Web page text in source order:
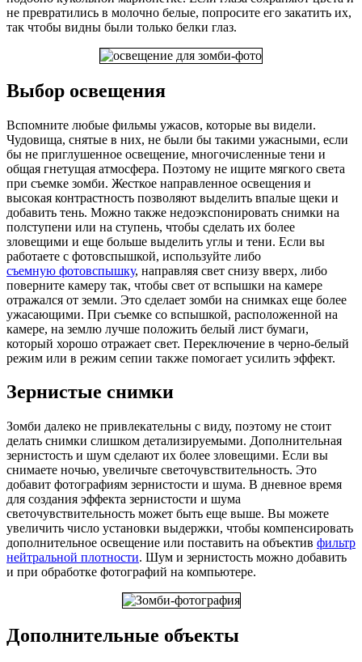
не превратились в молочно белые, попросите его закатить их,
так чтобы видны были только белки глаз.
Выбор освещения
Вспомните любые фильмы ужасов, которые вы видели.
Чудовища, снятые в них, не были бы такими ужасными, если
бы не приглушенное освещение, многочисленные тени и
общая гнетущая атмосфера. Поэтому не ищите мягкого света
при съемке зомби. Жесткое направленное освещения и
высокая контрастность позволяют выделить впалые щеки и
добавить тень. Можно также недоэкспонировать снимки на
полступени или на ступень, чтобы сделать их более
зловещими и еще больше выделить углы и тени. Если вы
работаете с фотовспышкой, используйте либо
съемную фотовспышку, направляя свет снизу вверх, либо
поверните камеру так, чтобы свет от вспышки на камере
отражался от земли. Это сделает зомби на снимках еще более
ужасающими. При съемке со вспышкой, расположенной на
камере, на землю лучше положить белый лист бумаги,
который хорошо отражает свет. Переключение в черно-белый
режим или в режим сепии также помогает усилить эффект.
Зернистые снимки
Зомби далеко не привлекательны с виду, поэтому не стоит
делать снимки слишком детализируемыми. Дополнительная
зернистость и шум сделают их более зловещими. Если вы
снимаете ночью, увеличьте светочувствительность. Это
добавит фотографиям зернистости и шума. В дневное время
для создания эффекта зернистости и шума
светочувствительность может быть еще выше. Вы можете
увеличить число установки выдержки, чтобы компенсировать
дополнительное освещение или поставить на объектив фильтр
нейтральной плотности. Шум и зернистость можно добавить
и при обработке фотографий на компьютере.
Дополнительные объекты